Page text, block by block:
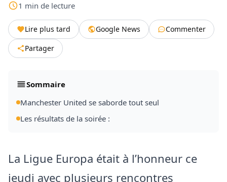
1 min de lecture
Lire plus tard Google News
Commenter
Partager
Sommaire
Manchester United se saborde tout seul
Les résultats de la soirée :
La Ligue Europa était à l’honneur ce
jeudi avec plusieurs rencontres